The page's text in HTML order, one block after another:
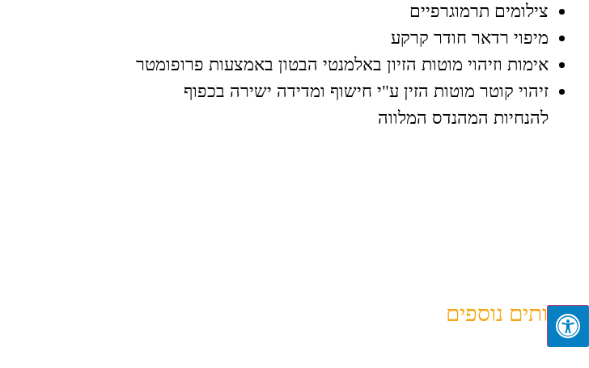
צילומים תרמוגרפיים
מיפוי רדאר חודר קרקע
אימות וזיהוי מוטות הזיון באלמנטי הבטון באמצעות פרופומטר
זיהוי קוטר מוטות הזין ע"י חישוף ומדידה ישירה בכפוף
להנחיות המהנדס המלווה
שירותים נוספים